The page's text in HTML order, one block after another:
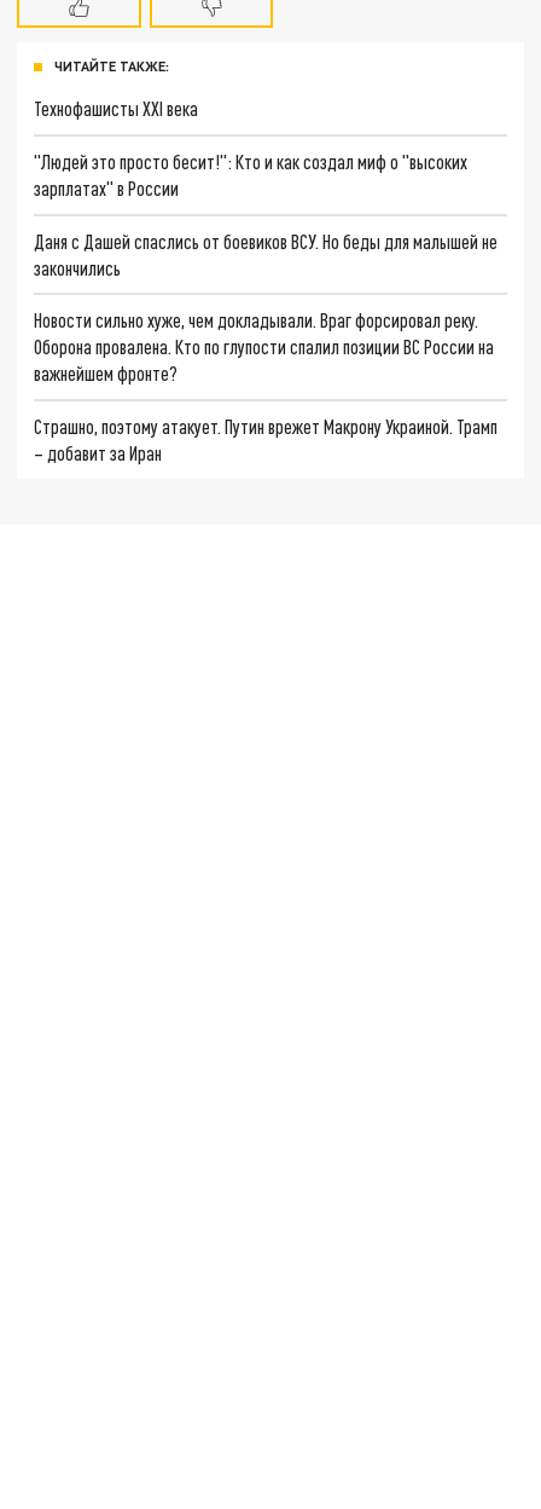
ЧИТАЙТЕ ТАКЖЕ:
Технофашисты XXI века
"Людей это просто бесит!": Кто и как создал миф о "высоких
зарплатах" в России
Даня с Дашей спаслись от боевиков ВСУ. Но беды для малышей не
закончились
Новости сильно хуже, чем докладывали. Враг форсировал реку.
Оборона провалена. Кто по глупости спалил позиции ВС России на
важнейшем фронте?
Страшно, поэтому атакует. Путин врежет Макрону Украиной. Трамп
– добавит за Иран